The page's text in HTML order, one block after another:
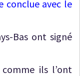
conclue avec le
Bas ont signé
ils l’ont